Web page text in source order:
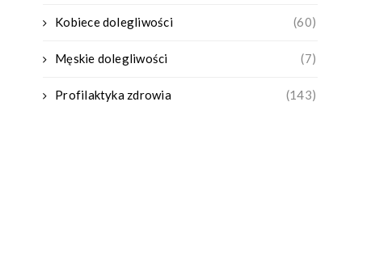
Kobiece dolegliwości (60)
Męskie dolegliwości (7)
Profilaktyka zdrowia (143)